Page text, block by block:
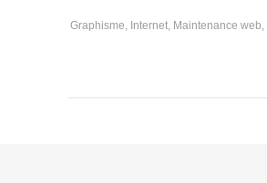
Graphisme, Internet, Maintenance web,